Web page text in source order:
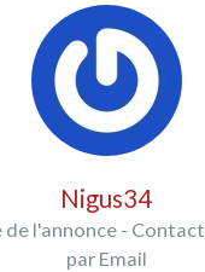
Nigus34
l'annonce -
par Email